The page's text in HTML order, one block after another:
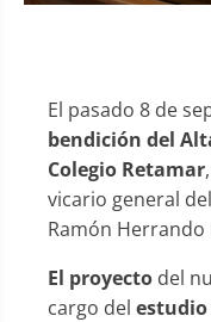
El pasado 8 de
bendición del
Colegio Retamar
vicario general
Ramón Herrando
El proyecto del
cargo del